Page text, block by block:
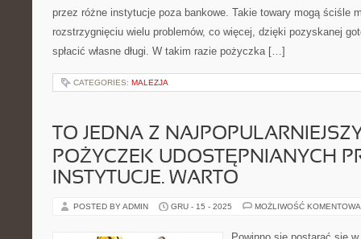
przez różne instytucje poza bankowe. Takie towary mogą ściśle
rozstrzygnięciu wielu problemów, co więcej, dzięki pozyskanej
spłacić własne długi. W takim razie pożyczka […]
CATEGORIES: MALEZJA
TO JEDNA Z
POŻYCZEK UDOSTĘPNIANYCH
INSTYTUCJE. WARTO
POSTED BY ADMIN GRU - 15 - 2025 MOŻLIWOŚĆ